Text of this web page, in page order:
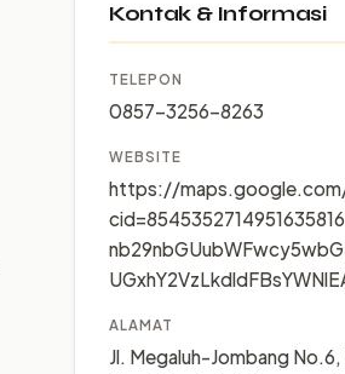
Kontak & Informasi
TELEPON
0857-3256-8263
WEBSITE
https://
ALAMAT
Jl. Megaluh-Jombang No.6,